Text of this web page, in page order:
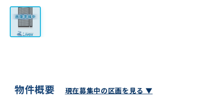
物件概要 現在募集中の区画を見る ▼